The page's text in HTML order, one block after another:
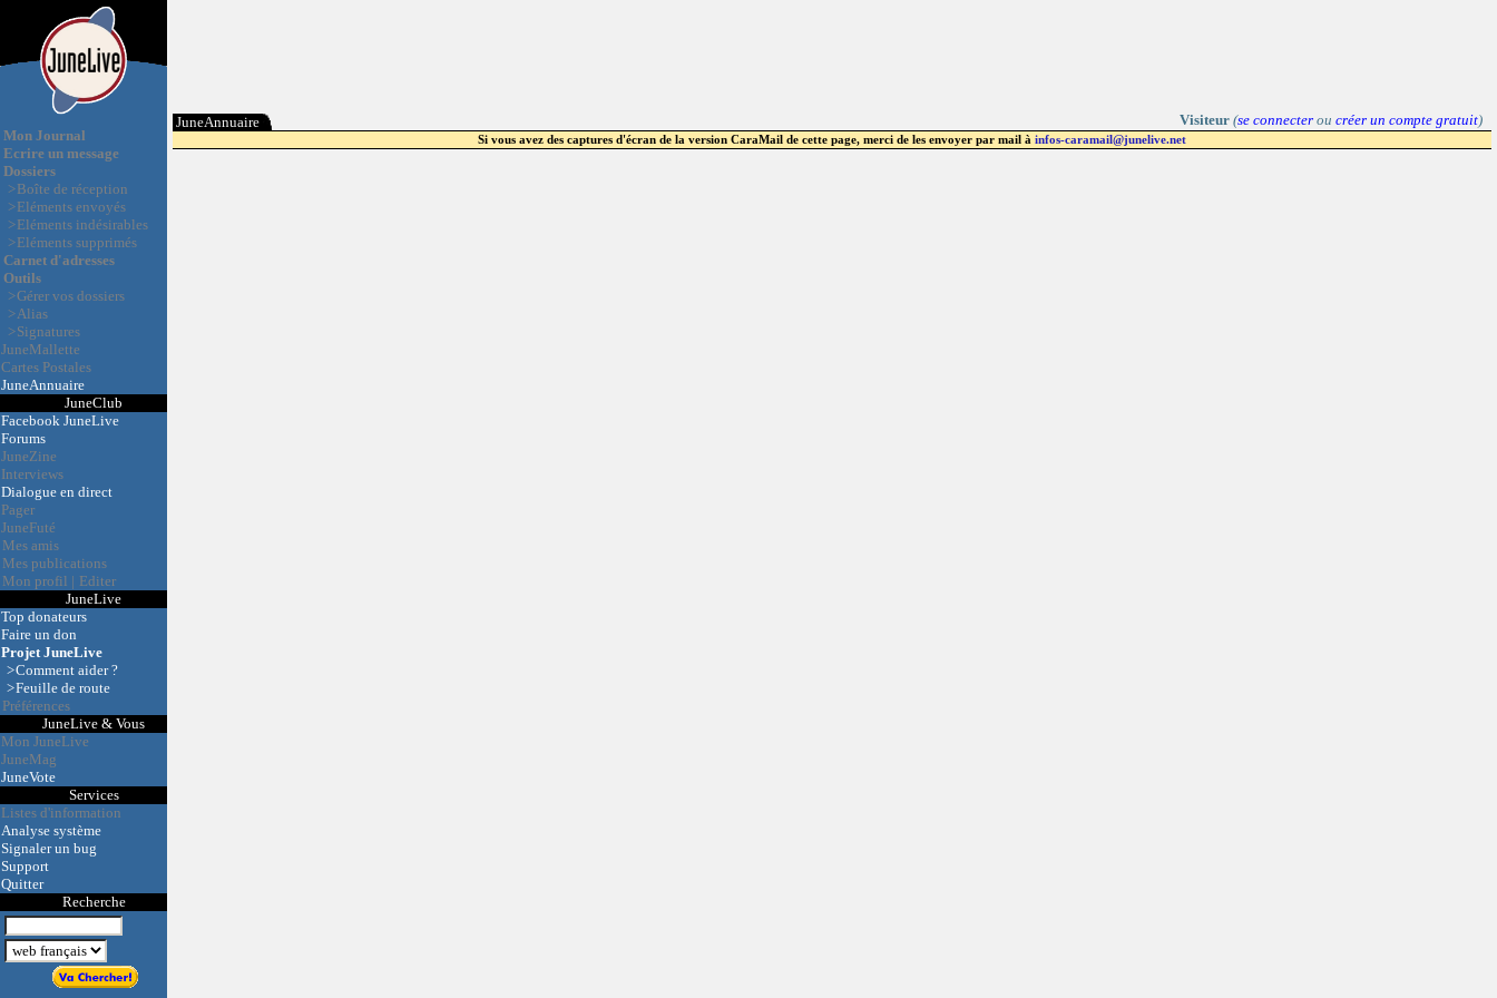
Mon Journal
Ecrire un message
Dossiers
>Boîte de réception
>Eléments envoyés
>Eléments indésirables
>Eléments supprimés
Carnet d'adresses
Outils
>Gérer vos dossiers
>Alias
>Signatures
JuneMallette
Cartes Postales
JuneAnnuaire
JuneClub
Facebook JuneLive
Forums
JuneZine
Interviews
Dialogue en direct
Pager
JuneFuté
Mes amis
Mes publications
Mon profil | Editer
JuneLive
Top donateurs
Faire un don
Projet JuneLive
>Comment aider ?
>Feuille de route
Préférences
JuneLive & Vous
Mon JuneLive
JuneMag
JuneVote
Services
Listes d'information
Analyse système
Signaler un bug
Support
Quitter
Recherche
Visiteur(se connecterou créer un compte gratuit)
JuneAnnuaire
Si vous avez des captures d'écran de la version CaraMail de cette page, merci de les envoyer par mail à infos-caramail@junelive.net